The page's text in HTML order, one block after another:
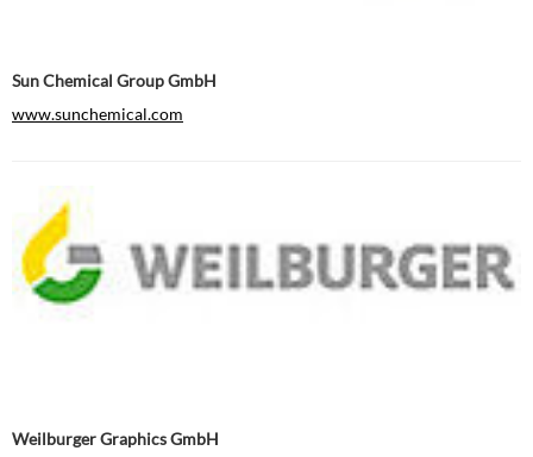
Sun Chemical Group GmbH
www.sunchemical.com
Weilburger Graphics GmbH